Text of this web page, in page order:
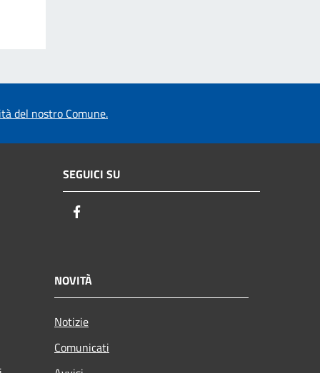
del nostro Comune.
SEGUICI SU
NOVITÀ
Notizie
Comunicati